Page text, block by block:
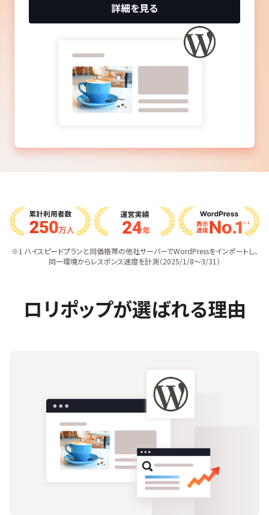
詳細を見る
※1 ハイスピードプランと同価格帯の他社サーバーでWordPressをインポートし、
同一環境からレスポンス速度を計測（2025/1/8〜3/31）
ロリポップが選ばれる理由